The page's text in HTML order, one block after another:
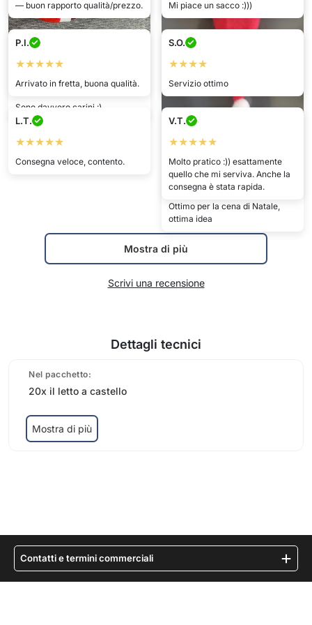
Ottimo per la cena di Natale,
ottima idea
Mostra di più
Scrivi una recensione
Dettagli tecnici
Contatti e termini commerciali